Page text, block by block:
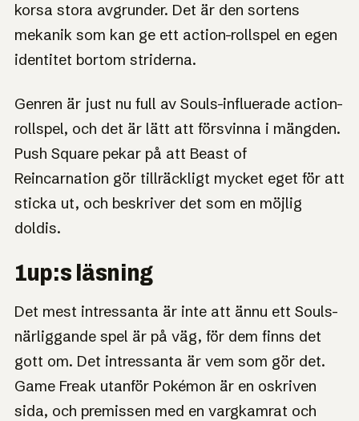
korsa stora avgrunder. Det är den sortens
mekanik som kan ge ett action-rollspel en egen
identitet bortom striderna.
Genren är just nu full av Souls-influerade action-
rollspel, och det är lätt att försvinna i mängden.
Push Square pekar på att Beast of
Reincarnation gör tillräckligt mycket eget för att
sticka ut, och beskriver det som en möjlig
doldis.
1up:s läsning
Det mest intressanta är inte att ännu ett Souls-
närliggande spel är på väg, för dem finns det
gott om. Det intressanta är vem som gör det.
Game Freak utanför Pokémon är en oskriven
sida, och premissen med en vargkamrat och